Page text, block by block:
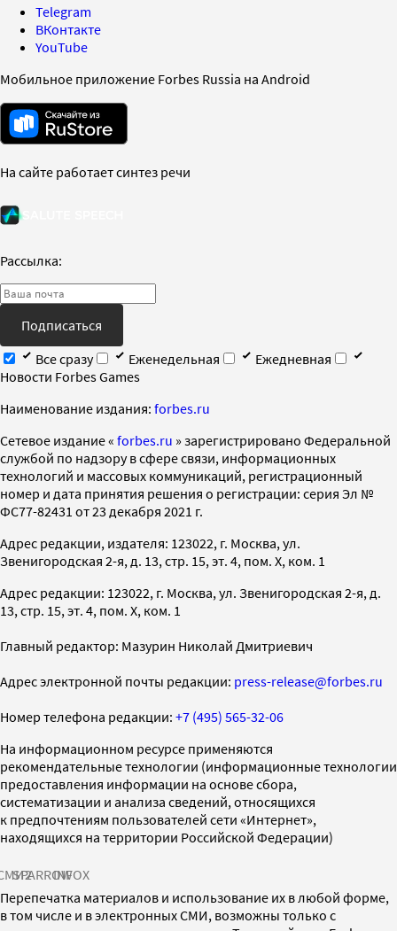
Telegram
ВКонтакте
YouTube
Мобильное приложение Forbes Russia на Android
На сайте работает синтез речи
Рассылка:
Подписаться
Все сразу
Еженедельная
Ежедневная
Новости Forbes Games
Наименование издания: forbes.ru
Cетевое издание « forbes.ru » зарегистрировано Федеральной
службой по надзору в сфере связи, информационных
технологий и массовых коммуникаций, регистрационный
номер и дата принятия решения о регистрации: серия Эл №
ФС77-82431 от 23 декабря 2021 г.
Адрес редакции, издателя: 123022, г. Москва, ул.
Звенигородская 2-я, д. 13, стр. 15, эт. 4, пом. X, ком. 1
Адрес редакции: 123022, г. Москва, ул. Звенигородская 2-я, д.
13, стр. 15, эт. 4, пом. X, ком. 1
Главный редактор: Мазурин Николай Дмитриевич
Адрес электронной почты редакции: press-release@forbes.ru
Номер телефона редакции: +7 (495) 565-32-06
На информационном ресурсе применяются
рекомендательные технологии (информационные технологии
предоставления информации на основе сбора,
систематизации и анализа сведений, относящихся
к предпочтениям пользователей сети «Интернет»,
находящихся на территории Российской Федерации)
SPARROWINFOX
Перепечатка материалов и использование их в любой форме,
в том числе и в электронных СМИ, возможны только с